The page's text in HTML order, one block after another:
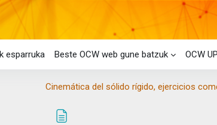
esparruka Beste OCW web gune batzuk OCW
Cinemática del sólido rígido, ejercicios